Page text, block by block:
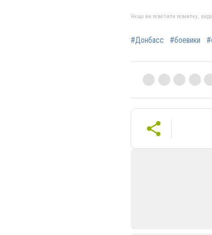
Якщо ви помітили помилку,
#Донбасс #боевики